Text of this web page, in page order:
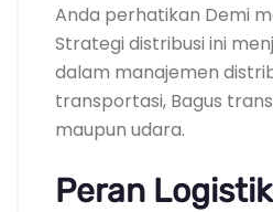
Anda perhatikan Demi
Strategi distribusi ini
dalam manajemen
transportasi, Bagus
maupun udara.
Peran Logistik